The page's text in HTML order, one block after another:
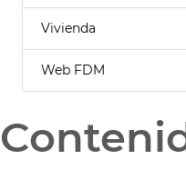
Vivienda
Web FDM